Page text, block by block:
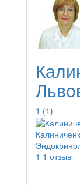
1 (1)
1 1 отзыв